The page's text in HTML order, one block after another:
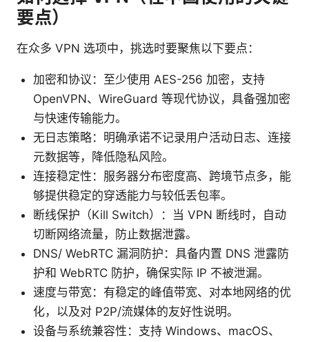
要点）
在众多 VPN 选项中，挑选时要聚焦以下要点：
加密和协议：至少使用 AES-256 加密，支持
OpenVPN、WireGuard 等现代协议，具备强加密
与快速传输能力。
无日志策略：明确承诺不记录用户活动日志、连接
元数据等，降低隐私风险。
连接稳定性：服务器分布密度高、跨境节点多，能
够提供稳定的穿透能力与较低丢包率。
断线保护（Kill Switch）：当 VPN 断线时，自动
切断网络流量，防止数据泄露。
DNS/ WebRTC 漏洞防护：具备内置 DNS 泄露防
护和 WebRTC 防护，确保实际 IP 不被泄漏。
速度与带宽：有稳定的峰值带宽、对本地网络的优
化，以及对 P2P/流媒体的友好性说明。
设备与系统兼容性：支持 Windows、macOS、